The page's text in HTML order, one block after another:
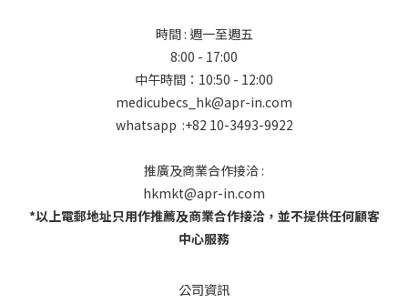
時間 : 週一至週五
8:00 - 17:00
中午時間：10:50 - 12:00
medicubecs_hk@apr-in.com
whatsapp :+82 10-3493-9922
推廣及商業合作接洽 :
hkmkt@apr-in.com
*以上電郵地址只用作推薦及商業合作接洽，並不提供任何顧客
中心服務
公司資訊